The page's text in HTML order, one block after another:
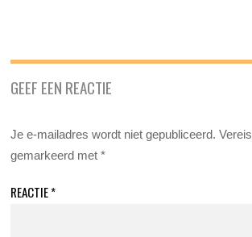
GEEF EEN REACTIE
Je e-mailadres wordt niet gepubliceerd.
gemarkeerd met*
REACTIE*